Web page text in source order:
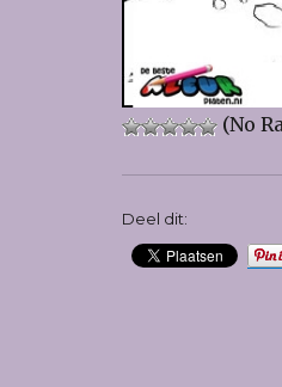
(No
Deel dit: